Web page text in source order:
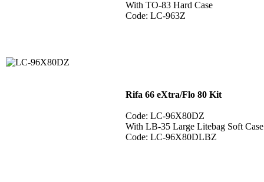
With TO-83 Hard Case
Code: LC-963Z
Rifa 66 eXtra/Flo 80 Kit
Code: LC-96X80DZ
With LB-35 Large Litebag Soft
Code: LC-96X80DLBZ